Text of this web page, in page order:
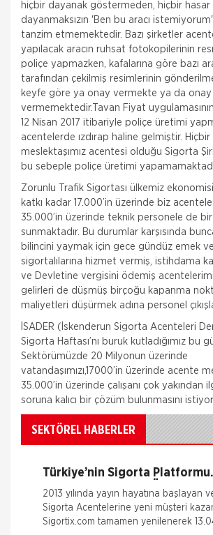
hiçbir dayanak göstermeden, hiçbir hasar
dayanmaksızın 'Ben bu aracı
tanzim etmemektedir. Bazı şirketler
yapılacak aracın ruhsat fotokopilerinin
poliçe yapmazken, kafalarına göre bazı
tarafından çekilmiş resimlerinin
keyfe göre ya onay vermekte ya da onay
vermemektedir.Tavan Fiyat
12 Nisan 2017 itibariyle poliçe üretimi
acentelerde ızdırap haline gelmiştir.
meslektaşımız acentesi olduğu Sigorta
bu sebeple poliçe üretimi
Zorunlu Trafik Sigortası ülkemiz
katkı kadar 17.000’in üzerinde biz
35.000’in üzerinde teknik personele de bir
sunmaktadır. Bu durumlar karşısında
bilincini yaymak için gece gündüz emek
sigortalılarına hizmet vermiş, istihdama
ve Devletine vergisini ödemiş
gelirleri de düşmüş birçoğu kapanma
maliyetleri düşürmek adına personel
İSADER (İskenderun Sigorta Acenteleri
Sigorta Haftası’nı buruk kutladığımız bu
Sektörümüzde 20 Milyonun üzerinde
vatandaşımızı,17000’in üzerinde acente
35.000’in üzerinde çalışanı çok yakından
soruna kalıcı bir çözüm bulunmasını
SEKTÖREL HABERLER
Fare Kasko Kapsamında
Sigorta şirketleri ile sigortalılar
uyuşmazlıkları çözen Sigorta Tahkim
sigortalı bir aracın aksamlarının fare
kemirilmesi nedeniyle sigorta şi
Sigortix.com - Sigorta
Gücü
ile yayına başlamıştır. Müşterileri
Türkiye’nin Sigorta Platformu
Sigortix.com 2000 Üye Sigorta
Acentesi ile Yenilendi
2013 yılında yayın hayatına başlayan
Sigorta Acentelerine yeni müşteri
Sigortix.com tamamen yenilenerek